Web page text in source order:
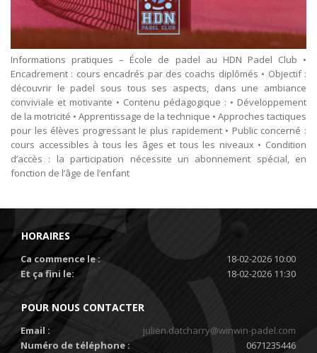
Informations pratiques – École de padel au HDN Padel Club •
Encadrement : cours encadrés par des coachs diplômés • Objectif :
découvrir le padel sous tous ses aspects, dans une ambiance
conviviale et motivante • Contenu pédagogique : • Développement
de la motricité • Apprentissage de la technique • Approches tactiques
pour les élèves progressant le plus rapidement • Public concerné :
cours accessibles à tous les âges et tous les niveaux • Condition
d’accès : la participation nécessite un abonnement spécial, en
fonction de l’âge de l’enfant
HORAIRES
Ca commence le :
18-02-2026 10:00
Et ça fini le:
18-02-2026 11:30
POUR NOUS CONTACTER
Email :
julien.datcharry@winwin-padel.com
Numéro de téléphone :
0671235446